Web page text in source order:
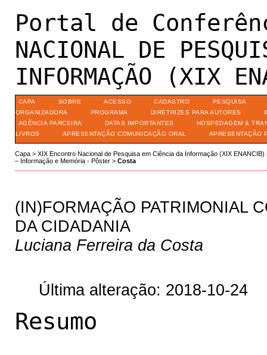
Portal de
NACIONAL DE
INFORMAÇÃO (XIX
CAPA SOBRE ACESSO CADASTRO
PESQUISA
ORGANIZADORA
PROGRAMA DIRETRIZES PARA AUTORES
AGÊNCIA PARCEIRA
DATAS IMPORTANTES
HOSPEDAGEM &
LIVROS
APRESENTAÇÃO COMUNICAÇÃO ORAL APRESENTAÇÃO
Capa> XIX Encontro Nacional de Pesquisa em Ciência da Informação (XIX ENANCIB)
– Informação e Memória - Pôster> Costa
(IN)FORMAÇÃO PATRIMONIAL
DA CIDADANIA
Luciana Ferreira da Costa
Última alteração: 2018-10-24
Resumo